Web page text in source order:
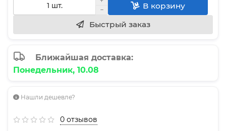
В корзину
Быстрый заказ
Ближайшая доставка:
Понедельник, 10.08
Нашли дешевле?
0 отзывов